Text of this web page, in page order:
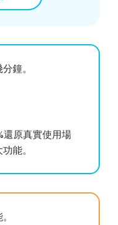
鐘。
還原真實使用場
能。